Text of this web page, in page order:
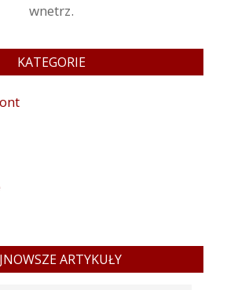
wnetrz.
KATEGORIE
ARTYKUŁY